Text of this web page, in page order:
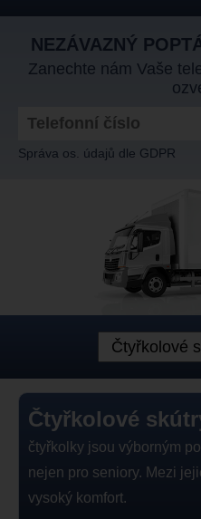
NEZÁVAZNÝ
Zanechte nám Vaše
Správa os. údajů dle GDPR
Čtyřkolové
čtyřkolky jsou výborným
nejen pro seniory. Mezi
vysoký komfort.